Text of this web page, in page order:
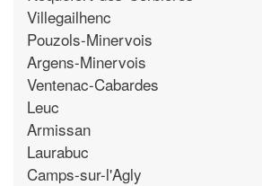
Villegailhenc
Pouzols-Minervois
Argens-Minervois
Ventenac-Cabardes
Leuc
Armissan
Laurabuc
Camps-sur-l'Agly